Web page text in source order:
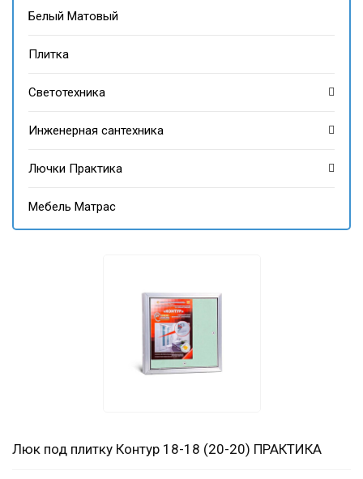
Белый Матовый
Плитка
Светотехника
Инженерная сантехника
Лючки Практика
Мебель Матрас
Люк под плитку Контур 18-18 (20-20) ПРАКТИКА